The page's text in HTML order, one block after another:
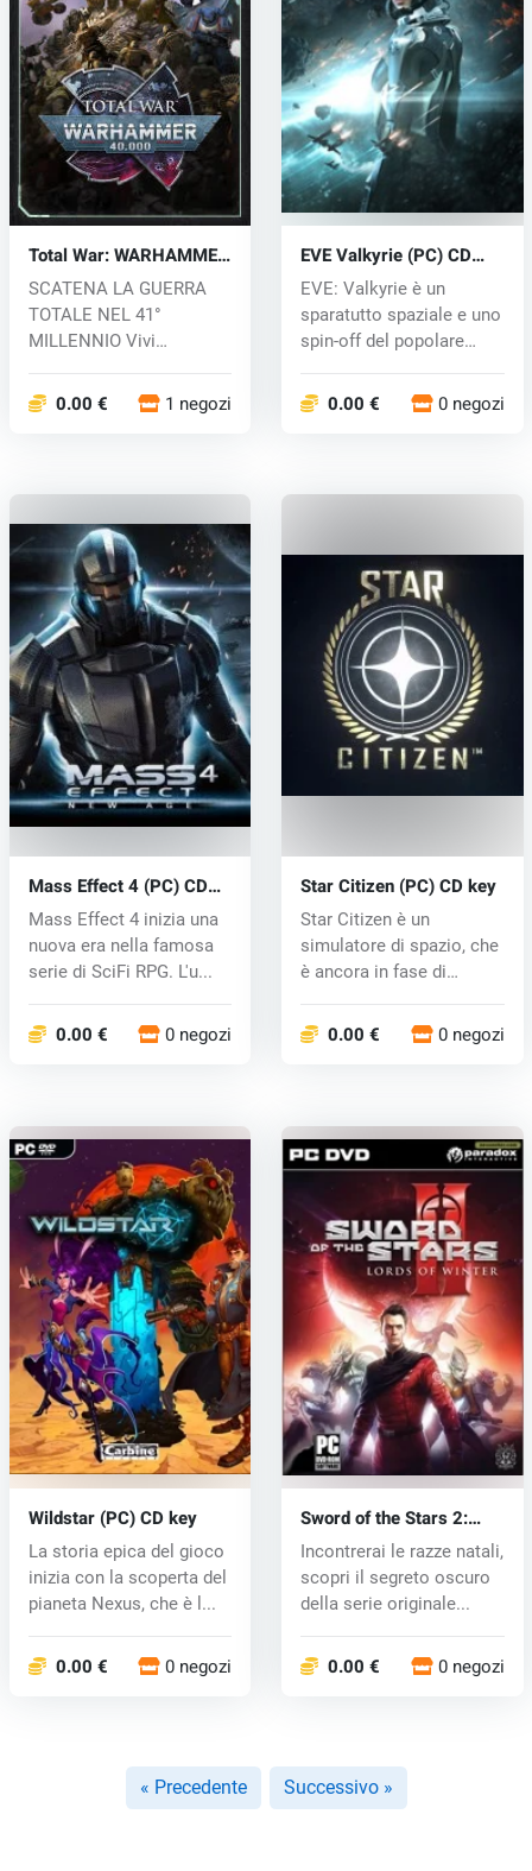
Total War: WARHAMMER
40,000 (PC) key
SCATENA LA GUERRA
TOTALE NEL 41°
MILLENNIO Vivi
pluripremiata...
0.00 € 1 negozi
EVE Valkyrie (PC) CD
key
EVE: Valkyrie è un
sparatutto spaziale e uno
spin-off del popolare
0.00 € 0 negozi
Mass Effect 4 (PC) CD
key
Mass Effect 4 inizia una
nuova era nella famosa
serie di SciFi RPG. L'u...
0.00 € 0 negozi
Star Citizen (PC) CD key
Star Citizen è un
simulatore di spazio, che
è ancora in fase di
0.00 € 0 negozi
Wildstar (PC) CD key
La storia epica del gioco
inizia con la scoperta del
pianeta Nexus, che è l...
0.00 € 0 negozi
Sword of the Stars 2:
Lords of Winter (PC) CD
key
Incontrerai le razze natali,
scopri il segreto oscuro
della serie originale...
0.00 € 0 negozi
« Precedente Successivo »